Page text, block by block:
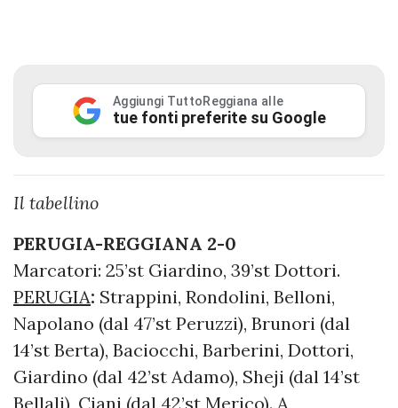
Aggiungi TuttoReggiana alle
tue fonti preferite su Google
Il tabellino
PERUGIA-REGGIANA 2-0
Marcatori: 25’st Giardino, 39’st Dottori.
PERUGIA: Strappini, Rondolini, Belloni,
Napolano (dal 47’st Peruzzi), Brunori (dal
14’st Berta), Baciocchi, Barberini, Dottori,
Giardino (dal 42’st Adamo), Sheji (dal 14’st
Bellali), Ciani (dal 42’st Merico). A